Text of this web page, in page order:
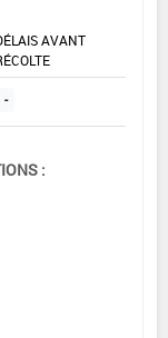
AVANT
-
: